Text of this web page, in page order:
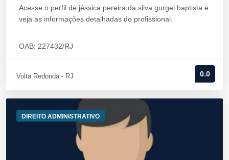
Acesse o perfil de jéssica pereira da silva gurgel baptista e
veja as informações detalhadas do profissional.
OAB: 227432/RJ
Volta Redonda - RJ 0.0
DIREITO ADMINISTRATIVO